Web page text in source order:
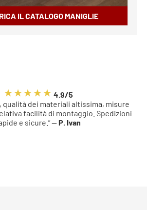
IL CATALOGO MANIGLIE
4.9/5
qualità dei materiali altissima, misure
facilità di montaggio. Spedizioni
e sicure.” — P. Ivan